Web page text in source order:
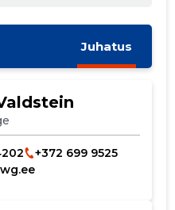
Juhatus
+372 699 9525
pildi